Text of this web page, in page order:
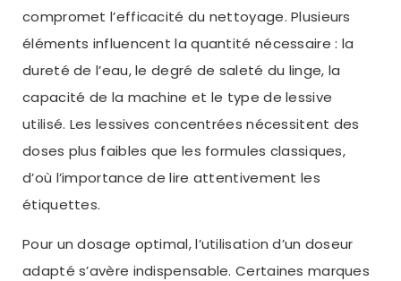
compromet l’efficacité du nettoyage. Plusieurs
éléments influencent la quantité nécessaire : la
dureté de l’eau, le degré de saleté du linge, la
capacité de la machine et le type de lessive
utilisé. Les lessives concentrées nécessitent des
doses plus faibles que les formules classiques,
d’où l’importance de lire attentivement les
étiquettes.
Pour un dosage optimal, l’utilisation d’un doseur
adapté s’avère indispensable. Certaines marques